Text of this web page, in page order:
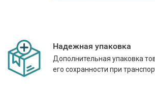
Надежная упаковка
Дополнительная упаковка
его сохранности при